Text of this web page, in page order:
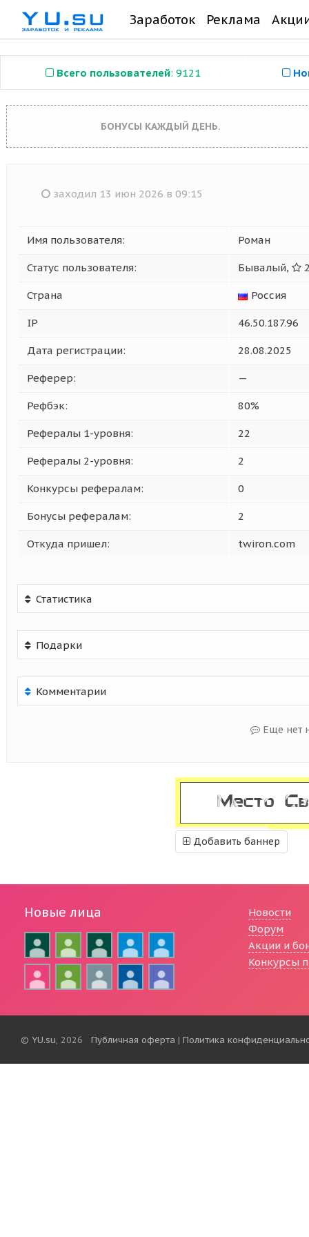
Заработок Реклама
Всего пользователей: 9121
БОНУСЫ КАЖДЫЙ ДЕНЬ.
заходил 13 июн 2026 в 09:15
Имя пользователя: Роман
Статус пользователя: Бывалый,
Страна Россия
IP 46.50.187.96
Дата регистрации: 28.08.2025
Реферер: —
Рефбэк: 80%
Рефералы 1-уровня: 22
Рефералы 2-уровня: 2
Конкурсы рефералам: 0
Бонусы рефералам: 2
Откуда пришел: twiron.com
Статистика
Подарки
Комментарии
Еще нет
Добавить баннер
Новые лица
Новости
Форум
Акции и
Конкурсы
© YU.su, 2026 Публичная оферта | Политика